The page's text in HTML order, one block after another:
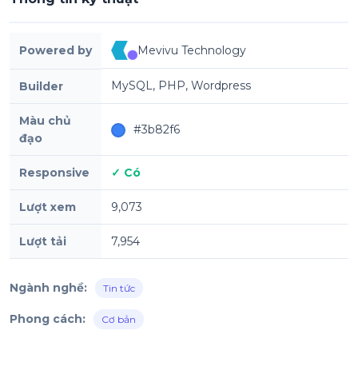
Powered by Mevivu Technology
Builder MySQL, PHP, Wordpress
Màu chủ
đạo
#3b82f6
Responsive ✓ Có
Lượt xem 9,073
Lượt tải 7,954
Ngành nghề: Tin tức
Phong cách: Cơ bản